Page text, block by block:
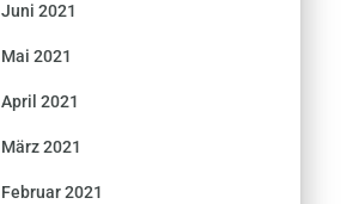
Juni 2021
Mai 2021
April 2021
März 2021
Februar 2021